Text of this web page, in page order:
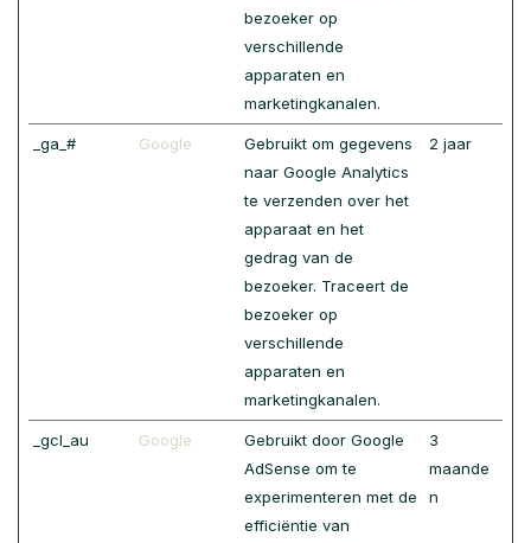
bezoeker op
verschillende
apparaten en
marketingkanalen.
_ga_# Google
Gebruikt om gegevens
naar Google Analytics
te verzenden over het
apparaat en het
gedrag van de
bezoeker. Traceert de
bezoeker op
verschillende
apparaten en
marketingkanalen.
2 jaar
_gcl_au Google
Gebruikt door Google
AdSense om te
experimenteren met de
efficiëntie van
3
maande
n